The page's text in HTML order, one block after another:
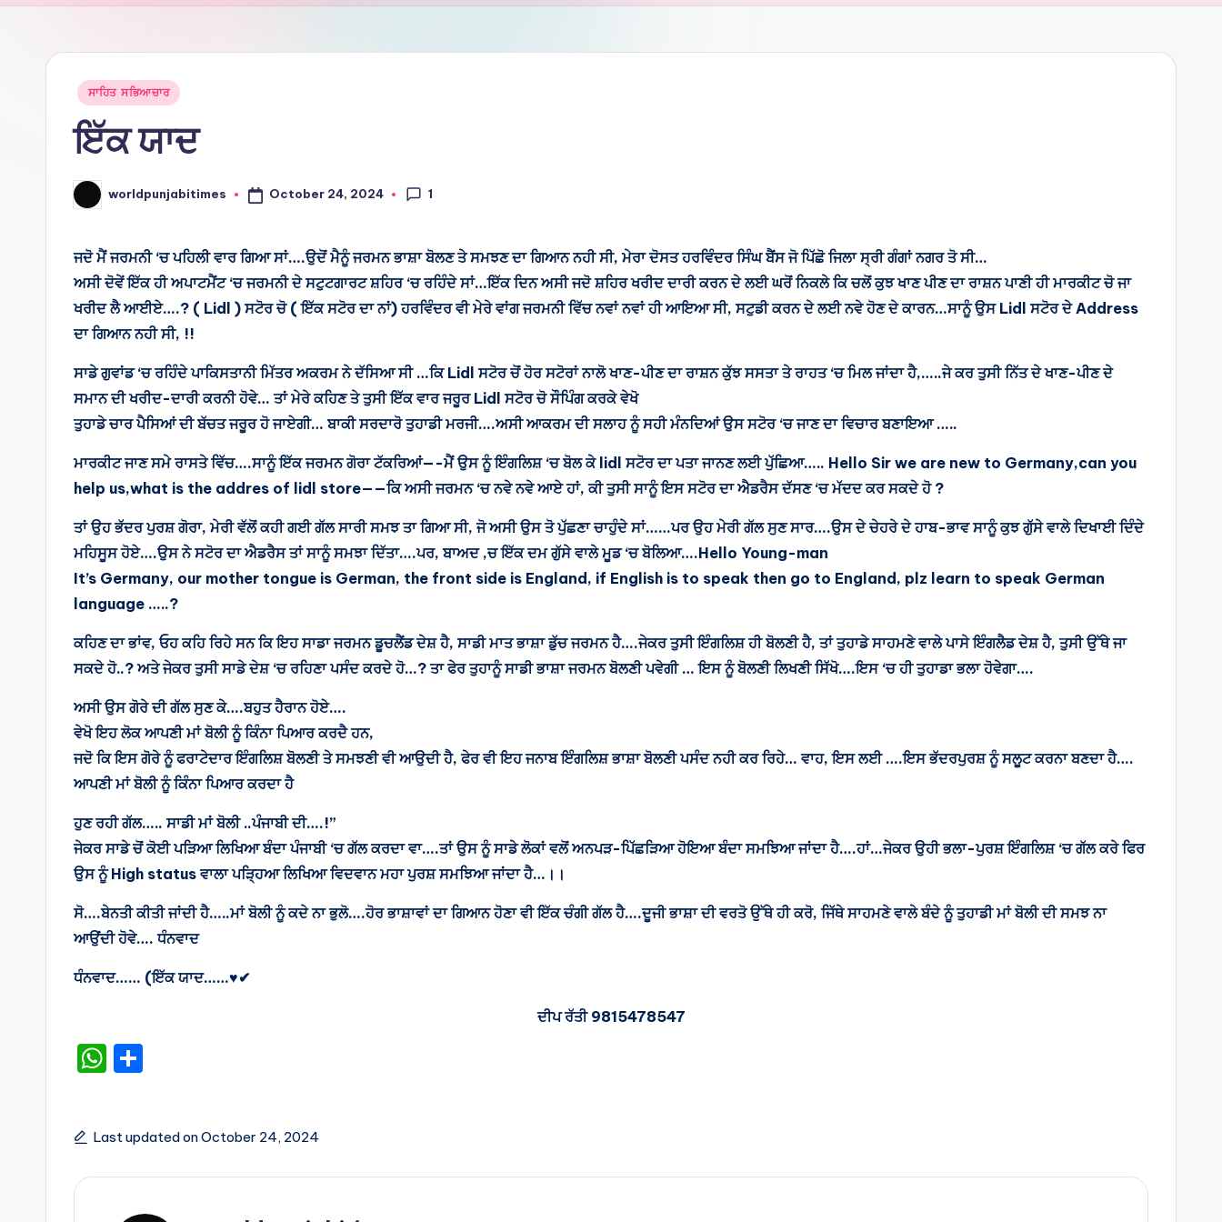
m
Posted
ਸਾਹਿਤ ਸਭਿਆਚਾਰ
ਇੱਕ ਯਾਦ
Posted
by
worldpunjabitimes October 24, 2024 1
ਜਦੋ ਮੈਂ ਜਰਮਨੀ ‘ਚ ਪਹਿਲੀ ਵਾਰ ਗਿਆ ਸਾਂ….ਉਦੋਂ ਮੈਨੂੰ ਜਰਮਨ ਭਾਸ਼ਾ ਬੋਲਣ ਤੇ ਸਮਝਣ ਦਾ ਗਿਆਨ ਨਹੀ ਸੀ, ਮੇਰਾ ਦੋਸਤ ਹਰਵਿੰਦਰ ਸਿੰਘ ਬੈਂਸ ਜੋ ਪਿੱਛੋ ਜਿਲਾ ਸ੍ਰੀ ਗੰਗਾਂ ਨਗਰ ਤੋ ਸੀ…
ਅਸੀ ਦੋਵੇਂ ਇੱਕ ਹੀ ਅਪਾਟਮੈਂਟ ‘ਚ ਜਰਮਨੀ ਦੇ ਸਟੁਟਗਾਰਟ ਸ਼ਹਿਰ ‘ਚ ਰਹਿੰਦੇ ਸਾਂ…ਇੱਕ ਦਿਨ ਅਸੀ ਜਦੋ ਸ਼ਹਿਰ ਖਰੀਦ ਦਾਰੀ ਕਰਨ ਦੇ ਲਈ ਘਰੋਂ ਨਿਕਲੇ ਕਿ ਚਲੋਂ ਕੁਝ ਖਾਣ ਪੀਣ ਦਾ ਰਾਸ਼ਨ ਪਾਣੀ ਹੀ ਮਾਰਕੀਟ ਚੋ ਜਾ
ਖਰੀਦ ਲੈ ਆਈਏ….? ( Lidl ) ਸਟੋਰ ਚੋ ( ਇੱਕ ਸਟੋਰ ਦਾ ਨਾਂ) ਹਰਵਿੰਦਰ ਵੀ ਮੇਰੇ ਵਾਂਗ ਜਰਮਨੀ ਵਿੱਚ ਨਵਾਂ ਨਵਾਂ ਹੀ ਆਇਆ ਸੀ, ਸਟੁਡੀ ਕਰਨ ਦੇ ਲਈ ਨਵੇ ਹੋਣ ਦੇ ਕਾਰਨ…ਸਾਨੂੰ ਉਸ Lidl ਸਟੋਰ ਦੇ Address
ਦਾ ਗਿਆਨ ਨਹੀ ਸੀ, !!
ਸਾਡੇ ਗੁਵਾਂਡ ‘ਚ ਰਹਿੰਦੇ ਪਾਕਿਸਤਾਨੀ ਮਿੱਤਰ ਅਕਰਮ ਨੇ ਦੱਸਿਆ ਸੀ …ਕਿ Lidl ਸਟੋਰ ਚੋਂ ਹੋਰ ਸਟੋਰਾਂ ਨਾਲੋ ਖਾਣ-ਪੀਣ ਦਾ ਰਾਸ਼ਨ ਕੁੱਝ ਸਸਤਾ ਤੇ ਰਾਹਤ ‘ਚ ਮਿਲ ਜਾਂਦਾ ਹੈ,…..ਜੇ ਕਰ ਤੁਸੀ ਨਿੱਤ ਦੇ ਖਾਣ-ਪੀਣ ਦੇ
ਸਮਾਨ ਦੀ ਖਰੀਦ-ਦਾਰੀ ਕਰਨੀ ਹੋਵੇ… ਤਾਂ ਮੇਰੇ ਕਹਿਣ ਤੇ ਤੁਸੀ ਇੱਕ ਵਾਰ ਜਰੂਰ Lidl ਸਟੋਰ ਚੋ ਸੌਪਿੰਗ ਕਰਕੇ ਵੇਖੋ
ਤੁਹਾਡੇ ਚਾਰ ਪੈਸਿਆਂ ਦੀ ਬੱਚਤ ਜਰੂਰ ਹੋ ਜਾਏਗੀ… ਬਾਕੀ ਸਰਦਾਰੋ ਤੁਹਾਡੀ ਮਰਜੀ….ਅਸੀ ਆਕਰਮ ਦੀ ਸਲਾਹ ਨੂੰ ਸਹੀ ਮੰਨਦਿਆਂ ਉਸ ਸਟੋਰ ‘ਚ ਜਾਣ ਦਾ ਵਿਚਾਰ ਬਣਾਇਆ …..
ਮਾਰਕੀਟ ਜਾਣ ਸਮੇ ਰਾਸਤੇ ਵਿੱਚ….ਸਾਨੂੰ ਇੱਕ ਜਰਮਨ ਗੋਰਾ ਟੱਕਰਿਆਂ—-ਮੈਂ ਉਸ ਨੂੰ ਇੰਗਲਿਸ਼ ‘ਚ ਬੋਲ ਕੇ lidl ਸਟੋਰ ਦਾ ਪਤਾ ਜਾਨਣ ਲਈ ਪੁੱਛਿਆ….. Hello Sir we are new to Germany,can you
help us,what is the addres of lidl store——ਕਿ ਅਸੀ ਜਰਮਨ ‘ਚ ਨਵੇ ਨਵੇ ਆਏ ਹਾਂ, ਕੀ ਤੁਸੀ ਸਾਨੂੰ ਇਸ ਸਟੋਰ ਦਾ ਐਡਰੈਸ ਦੱਸਣ ‘ਚ ਮੱਦਦ ਕਰ ਸਕਦੇ ਹੋ ?
ਤਾਂ ਉਹ ਭੱਦਰ ਪੁਰਸ਼ ਗੋਰਾ, ਮੇਰੀ ਵੱਲੋਂ ਕਹੀ ਗਈ ਗੱਲ ਸਾਰੀ ਸਮਝ ਤਾ ਗਿਆ ਸੀ, ਜੋ ਅਸੀ ਉਸ ਤੋ ਪੁੱਛਣਾ ਚਾਹੁੰਦੇ ਸਾਂ……ਪਰ ਉਹ ਮੇਰੀ ਗੱਲ ਸੁਣ ਸਾਰ….ਉਸ ਦੇ ਚੇਹਰੇ ਦੇ ਹਾਬ-ਭਾਵ ਸਾਨੂੰ ਕੁਝ ਗੁੱਸੇ ਵਾਲੇ ਦਿਖਾਈ ਦਿੰਦੇ
ਮਹਿਸੂਸ ਹੋਏ….ਉਸ ਨੇ ਸਟੋਰ ਦਾ ਐਡਰੈਸ ਤਾਂ ਸਾਨੂੰ ਸਮਝਾ ਦਿੱਤਾ….ਪਰ, ਬਾਅਦ ,ਚ ਇੱਕ ਦਮ ਗੁੱਸੇ ਵਾਲੇ ਮੂਡ ‘ਚ ਬੋਲਿਆ….Hello Young-man
It’s Germany, our mother tongue is German, the front side is England, if English is to speak then go to England, plz learn to speak German
language …..?
ਕਹਿਣ ਦਾ ਭਾਂਵ, ਓਹ ਕਹਿ ਰਿਹੇ ਸਨ ਕਿ ਇਹ ਸਾਡਾ ਜਰਮਨ ਡੂਚਲੈਂਡ ਦੇਸ਼ ਹੈ, ਸਾਡੀ ਮਾਤ ਭਾਸ਼ਾ ਡੁੱਚ ਜਰਮਨ ਹੈ….ਜੇਕਰ ਤੁਸੀ ਇੰਗਲਿਸ਼ ਹੀ ਬੋਲਣੀ ਹੈ, ਤਾਂ ਤੁਹਾਡੇ ਸਾਹਮਣੇ ਵਾਲੇ ਪਾਸੇ ਇੰਗਲੈਡ ਦੇਸ਼ ਹੈ, ਤੁਸੀ ਉੱਥੇ ਜਾ
ਸਕਦੇ ਹੋ..? ਅਤੇ ਜੇਕਰ ਤੁਸੀ ਸਾਡੇ ਦੇਸ਼ ‘ਚ ਰਹਿਣਾ ਪਸੰਦ ਕਰਦੇ ਹੋ…? ਤਾ ਫੇਰ ਤੁਹਾਨੂੰ ਸਾਡੀ ਭਾਸ਼ਾ ਜਰਮਨ ਬੋਲਣੀ ਪਵੇਗੀ … ਇਸ ਨੂੰ ਬੋਲਣੀ ਲਿਖਣੀ ਸਿੱਖੋ….ਇਸ ‘ਚ ਹੀ ਤੁਹਾਡਾ ਭਲਾ ਹੋਵੇਗਾ….
ਅਸੀ ਉਸ ਗੋਰੇ ਦੀ ਗੱਲ ਸੁਣ ਕੇ….ਬਹੁਤ ਹੈਰਾਨ ਹੋਏ….
ਵੇਖੋ ਇਹ ਲੋਕ ਆਪਣੀ ਮਾਂ ਬੋਲੀ ਨੂੰ ਕਿੰਨਾ ਪਿਆਰ ਕਰਦੈ ਹਨ,
ਜਦੋ ਕਿ ਇਸ ਗੋਰੇ ਨੂੰ ਫਰਾਟੇਦਾਰ ਇੰਗਲਿਸ਼ ਬੋਲਣੀ ਤੇ ਸਮਝਣੀ ਵੀ ਆਉਦੀ ਹੈ, ਫੇਰ ਵੀ ਇਹ ਜਨਾਬ ਇੰਗਲਿਸ਼ ਭਾਸ਼ਾ ਬੋਲਣੀ ਪਸੰਦ ਨਹੀ ਕਰ ਰਿਹੇ… ਵਾਹ, ਇਸ ਲਈ ….ਇਸ ਭੱਦਰਪੁਰਸ਼ ਨੂੰ ਸਲੂਟ ਕਰਨਾ ਬਣਦਾ ਹੈ….
ਆਪਣੀ ਮਾਂ ਬੋਲੀ ਨੂੰ ਕਿੰਨਾ ਪਿਆਰ ਕਰਦਾ ਹੈ
ਹੁਣ ਰਹੀ ਗੱਲ….. ਸਾਡੀ ਮਾਂ ਬੋਲੀ ..ਪੰਜਾਬੀ ਦੀ….!”
ਜੇਕਰ ਸਾਡੇ ਚੋਂ ਕੋਈ ਪੜਿਆ ਲਿਖਿਆ ਬੰਦਾ ਪੰਜਾਬੀ ‘ਚ ਗੱਲ ਕਰਦਾ ਵਾ….ਤਾਂ ਉਸ ਨੂੰ ਸਾਡੇ ਲੋਕਾਂ ਵਲੋਂ ਅਨਪੜ-ਪਿੱਛੜਿਆ ਹੋਇਆ ਬੰਦਾ ਸਮਝਿਆ ਜਾਂਦਾ ਹੈ….ਹਾਂ…ਜੇਕਰ ਉਹੀ ਭਲਾ-ਪੁਰਸ਼ ਇੰਗਲਿਸ਼ ‘ਚ ਗੱਲ ਕਰੇ ਫਿਰ
ਉਸ ਨੂੰ High status ਵਾਲਾ ਪੜ੍ਹਿਆ ਲਿਖਿਆ ਵਿਦਵਾਨ ਮਹਾ ਪੁਰਸ਼ ਸਮਝਿਆ ਜਾਂਦਾ ਹੈ…।।
ਸੋ….ਬੇਨਤੀ ਕੀਤੀ ਜਾਂਦੀ ਹੈ…..ਮਾਂ ਬੋਲੀ ਨੂੰ ਕਦੇ ਨਾ ਭੁਲੋ….ਹੋਰ ਭਾਸ਼ਾਵਾਂ ਦਾ ਗਿਆਨ ਹੋਣਾ ਵੀ ਇੱਕ ਚੰਗੀ ਗੱਲ ਹੈ….ਦੂਜੀ ਭਾਸ਼ਾ ਦੀ ਵਰਤੋ ਉੱਥੇ ਹੀ ਕਰੋ, ਜਿੱਥੇ ਸਾਹਮਣੇ ਵਾਲੇ ਬੰਦੇ ਨੂੰ ਤੁਹਾਡੀ ਮਾਂ ਬੋਲੀ ਦੀ ਸਮਝ ਨਾ
ਆਉਂਦੀ ਹੋਵੇ…. ਧੰਨਵਾਦ
ਧੰਨਵਾਦ…… (ਇੱਕ ਯਾਦ……♥️✔
ਦੀਪ ਰੱਤੀ 9815478547
W
ts
A
e
Last updated on October 24, 2024